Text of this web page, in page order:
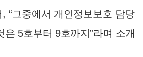
, “그중에서 개인정보보호 담당
은 5호부터 9호까지”라며 소개